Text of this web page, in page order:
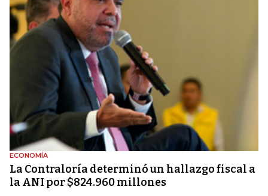
ECONOMÍA
La Contraloría determinó un hallazgo fiscal a
la ANI por $824.960 millones